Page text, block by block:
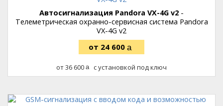
Автосигнализация Pandora VX-4G v2 -
Телеметрическая охранно-сервисная система Pandora
VX-4G v2
24 600
36 600 руб.
с установкой под ключ